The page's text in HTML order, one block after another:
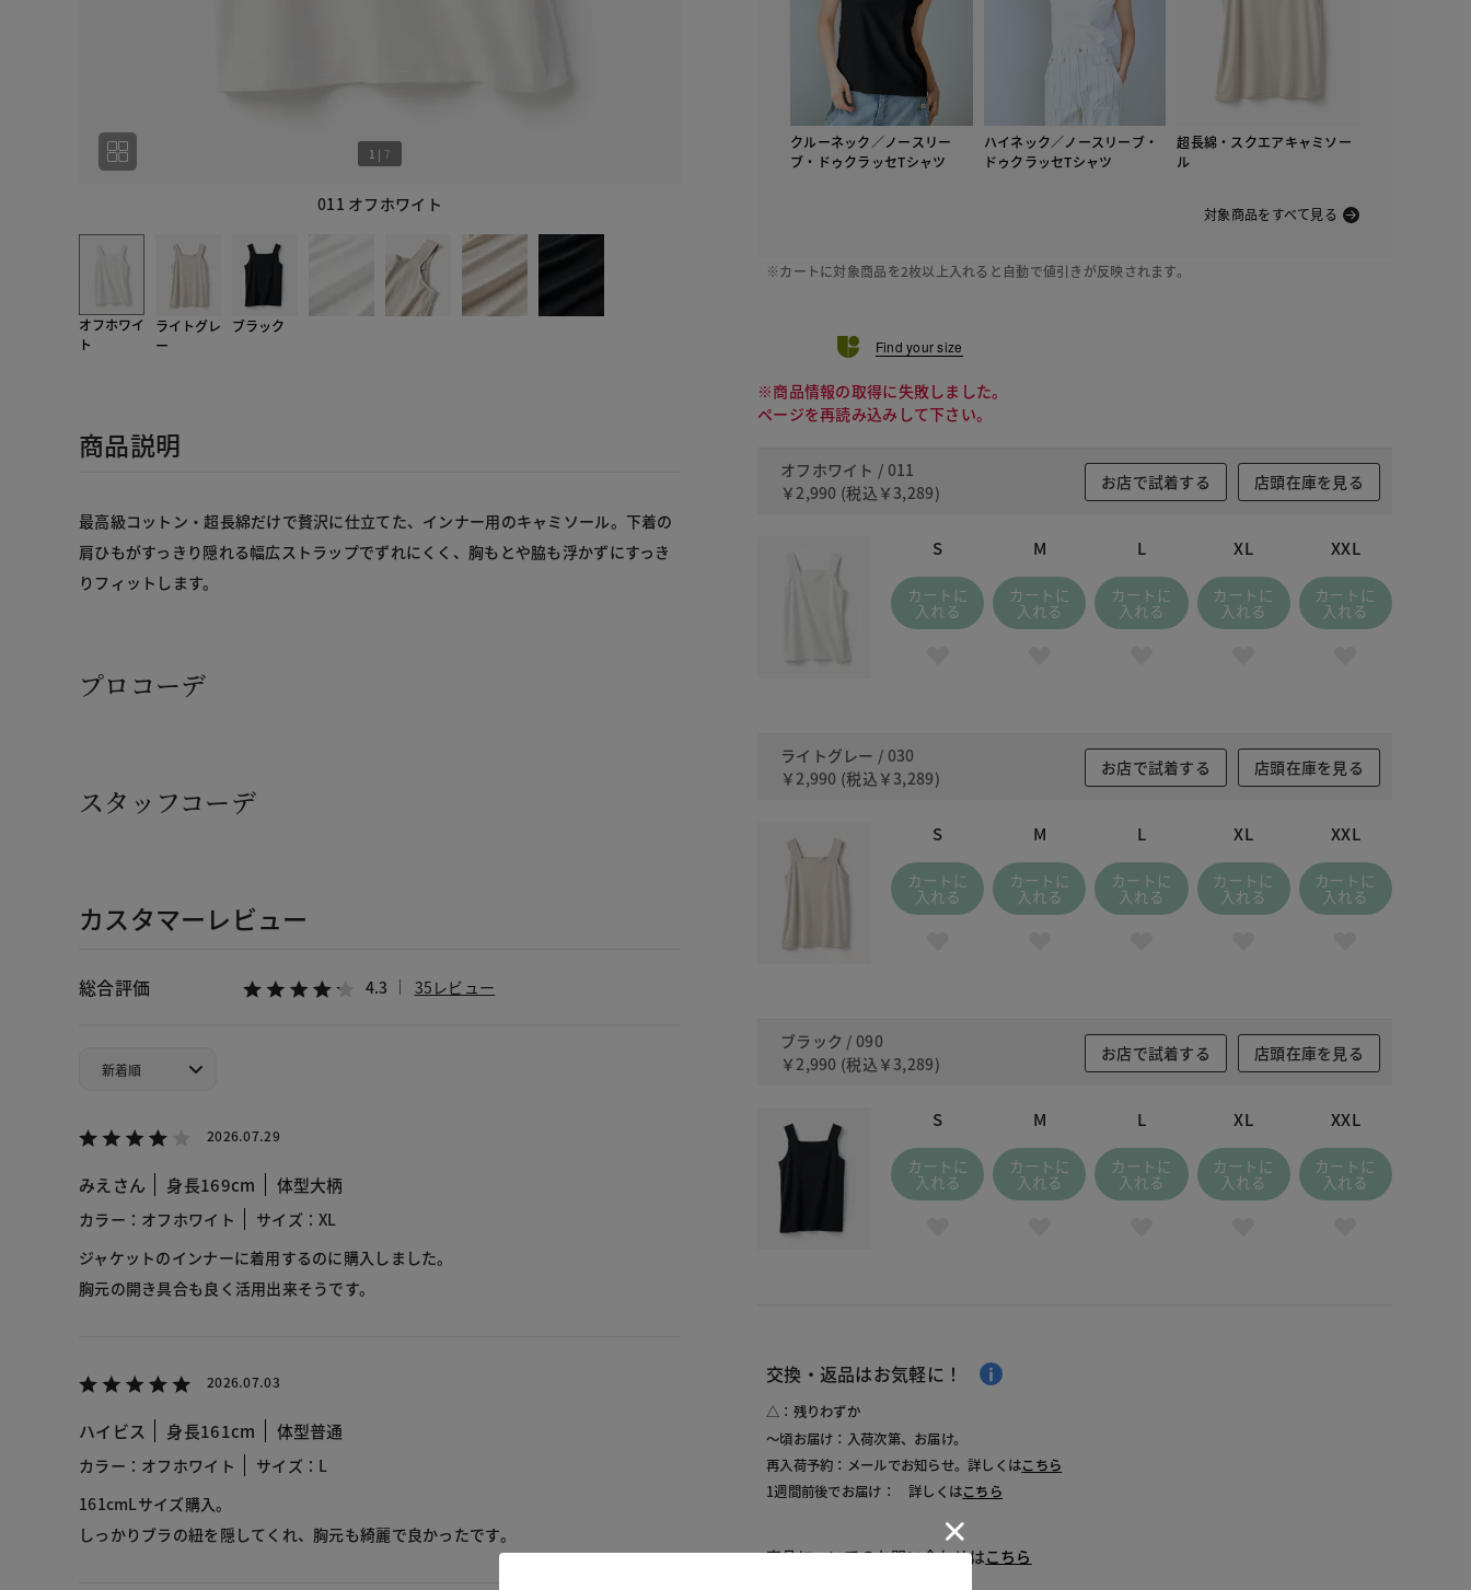
011 オフホワイト
1 | 7
オフホワイ
ト
ライトグレ
ー
ブラック
商品説明
最高級コットン・超長綿だけで贅沢に仕立てた、インナー用のキャミソール。下着の
肩ひもがすっきり隠れる幅広ストラップでずれにくく、胸もとや脇も浮かずにすっき
りフィットします。
プロコーデ
スタッフコーデ
カスタマーレビュー
総合評価 4.3 35レビュー
2026.07.29
みえさん 身長169cm 体型大柄
カラー：オフホワイト
サイズ：XL
ジャケットのインナーに着用するのに購入しました。
胸元の開き具合も良く活用出来そうです。
2026.07.03
ハイビス 身長161cm 体型普通
カラー：オフホワイト
サイズ：L
161cmLサイズ購入。
しっかりブラの紐を隠してくれ、胸元も綺麗で良かったです。
クルーネック／ノースリー
ブ・ドゥクラッセTシャツ
ハイネック／ノースリーブ・
ドゥクラッセTシャツ
超長綿・スクエアキャミソー
ル
対象商品をすべて見る
※カートに対象商品を2枚以上入れると自動で値引きが反映されます。
Find your size
※商品情報の取得に失敗しました。
ページを再読み込みして下さい。
オフホワイト / 011
￥2,990 (税込 ￥3,289)
お店で試着する 店頭在庫を見る
S
カートに
入れる
M
カートに
入れる
L
カートに
入れる
XL
カートに
入れる
XXL
カートに
入れる
ライトグレー / 030
￥2,990 (税込 ￥3,289)
お店で試着する 店頭在庫を見る
S
カートに
入れる
M
カートに
入れる
L
カートに
入れる
XL
カートに
入れる
XXL
カートに
入れる
ブラック / 090
￥2,990 (税込 ￥3,289)
お店で試着する 店頭在庫を見る
S
カートに
入れる
M
カートに
入れる
L
カートに
入れる
XL
カートに
入れる
XXL
カートに
入れる
交換・返品はお気軽に！
△：残りわずか
～頃お届け：入荷次第、お届け。
再入荷予約：メールでお知らせ。詳しくはこちら
1週間前後でお届け： 詳しくはこちら
商品についてのお問い合わせはこちら